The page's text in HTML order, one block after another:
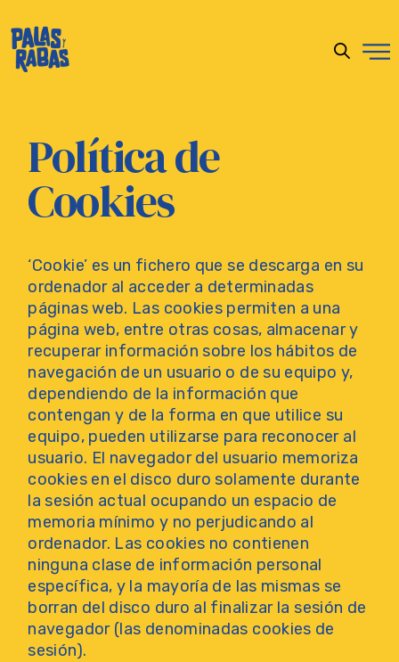
Política de
Cookies
‘Cookie’ es un fichero que se descarga en su
ordenador al acceder a determinadas
páginas web. Las cookies permiten a una
página web, entre otras cosas, almacenar y
recuperar información sobre los hábitos de
navegación de un usuario o de su equipo y,
dependiendo de la información que
contengan y de la forma en que utilice su
equipo, pueden utilizarse para reconocer al
usuario. El navegador del usuario memoriza
cookies en el disco duro solamente durante
la sesión actual ocupando un espacio de
memoria mínimo y no perjudicando al
ordenador. Las cookies no contienen
ninguna clase de información personal
específica, y la mayoría de las mismas se
borran del disco duro al finalizar la sesión de
navegador (las denominadas cookies de
sesión).